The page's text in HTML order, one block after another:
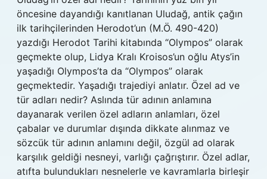
öncesine dayandığı kanıtlanan Uludağ, antik çağın
ilk tarihçilerinden Herodot’un (M.Ö. 490-420)
yazdığı Herodot Tarihi kitabında “Olympos” olarak
geçmekte olup, Lidya Kralı Kroisos’un oğlu Atys’in
yaşadığı Olympos’ta da “Olympos” olarak
geçmektedir. Yaşadığı trajediyi anlatır. Özel ad ve
tür adları nedir? Aslında tür adının anlamına
dayanarak verilen özel adların anlamları, özel
çabalar ve durumlar dışında dikkate alınmaz ve
sözcük tür adının anlamını değil, özgül ad olarak
karşılık geldiği nesneyi, varlığı çağrıştırır. Özel adlar,
atıfta bulundukları nesnelerle ve kavramlarla birleşir